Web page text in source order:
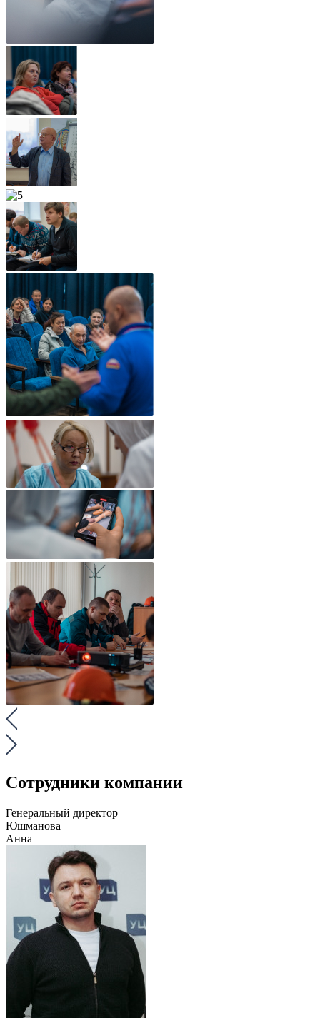
Сотрудники компании
Генеральный директор
Юшманова
Анна